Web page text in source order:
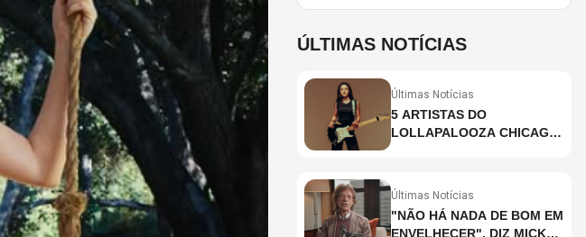
ÚLTIMAS NOTÍCIAS
Últimas Notícias
5 ARTISTAS DO
LOLLAPALOOZA CHICAGO
Últimas Notícias
"NÃO HÁ NADA DE BOM EM
ENVELHECER", DIZ MICK